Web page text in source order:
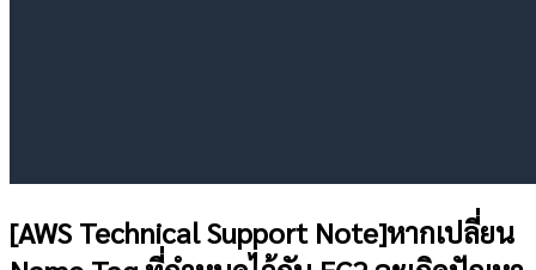
[AWS Technical Support Note]หากเปลี่ยน